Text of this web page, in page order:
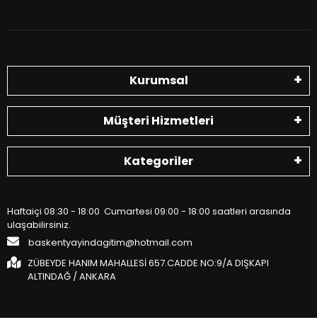
Kurumsal
Müşteri Hizmetleri
Kategoriler
Haftaiçi 08:30 - 18:00 Cumartesi 09:00 - 18:00 saatleri arasında
ulaşabilirsiniz.
baskentyayindagitim@hotmail.com
ZÜBEYDE HANIM MAHALLESİ 657.CADDE NO:9/A DIŞKAPI
ALTINDAĞ / ANKARA